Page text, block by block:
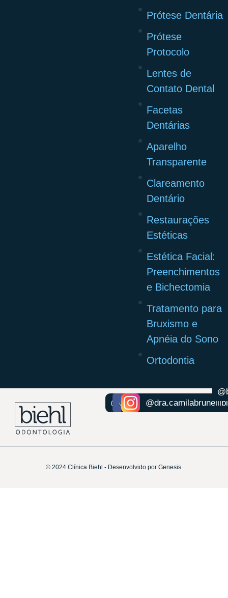
Prótese Dentária
Prótese
Protocolo
Lentes de
Contato Dental
Facetas
Dentárias
Aparelho
Transparente
Clareamento
Dentário
Restaurações
Estéticas
Estética Facial:
Preenchimentos
e Bichectomia
Tratamento para
Bruxismo e
Apnéia do Sono
Ortodontia
@dr.felipebiehl
© 2024 Clínica Biehl - Desenvolvido por Genesis.